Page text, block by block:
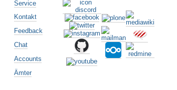
Service
Kontakt
Feedback
Chat
Accounts
Ämter